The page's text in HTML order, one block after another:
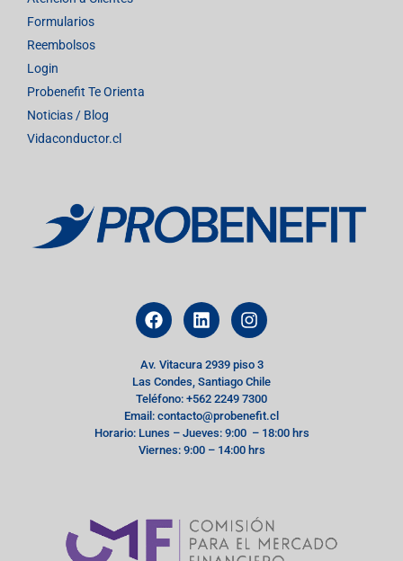
Formularios
Reembolsos
Login
Probenefit Te Orienta
Noticias / Blog
Vidaconductor.cl
Av. Vitacura 2939 piso 3
Las Condes, Santiago Chile
Teléfono: +562 2249 7300
Email: contacto@probenefit.cl
Horario: Lunes – Jueves: 9:00 – 18:00 hrs
Viernes: 9:00 – 14:00 hrs